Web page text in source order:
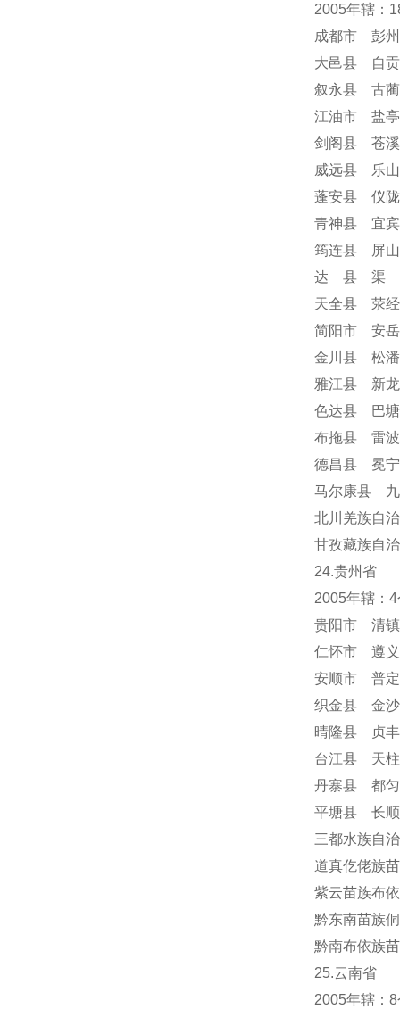
2005年辖：
成都市 彭
大邑县 自
叙永县 古
江油市 盐
剑阁县 苍
威远县 乐
蓬安县 仪
青神县 宜
筠连县 屏
达 县 渠
天全县 荥
简阳市 安
金川县 松
雅江县 新
色达县 巴
布拖县 雷
德昌县 冕
马尔康县
北川羌族自
甘孜藏族自
24.贵州省
2005年辖：
贵阳市 清
仁怀市 遵
安顺市 普
织金县 金
晴隆县 贞
台江县 天
丹寨县 都
平塘县 长
三都水族自
道真仡佬族
紫云苗族布
黔东南苗族
黔南布依族
25.云南省
2005年辖：